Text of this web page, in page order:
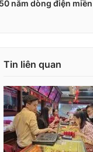
Tin liên quan